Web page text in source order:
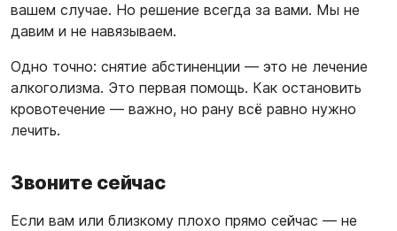
вашем случае. Но решение всегда за вами. Мы не
давим и не навязываем.
Одно точно: снятие абстиненции — это не лечение
алкоголизма. Это первая помощь. Как остановить
кровотечение — важно, но рану всё равно нужно
лечить.
Звоните сейчас
Если вам или близкому плохо прямо сейчас — не